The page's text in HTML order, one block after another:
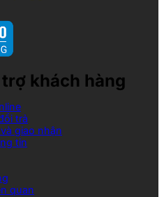
khách hàng
trả
giao nhận
tin
quan